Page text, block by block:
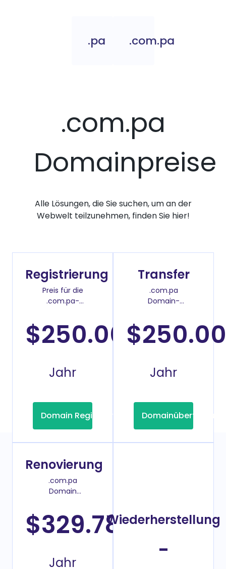
.pa .com.pa
.com.pa
Domainpreise
Alle Lösungen, die Sie suchen, um an der
Webwelt teilzunehmen, finden Sie hier!
Registrierung
Preis für die
.com.pa-
$250.00 /2
Jahr
Domain Registrierung
Transfer
.com.pa
Domain-
$250.00
Jahr
Domainübertragung
Renovierung
.com.pa
Domain
$329.78/2
Jahr
Wiederherstellung
-